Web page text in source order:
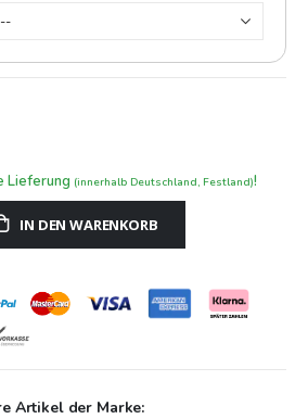
Lieferung (innerhalb Deutschland, Festland)!
IN DEN WARENKORB
Artikel der Marke: